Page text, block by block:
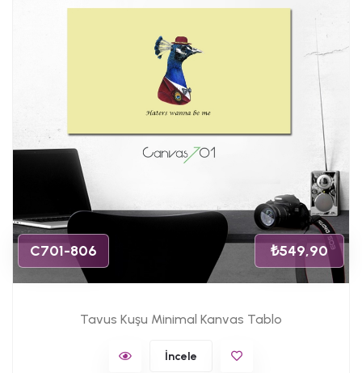
C701-806 ₺549,90
Tavus Kuşu Minimal Kanvas Tablo
İncele